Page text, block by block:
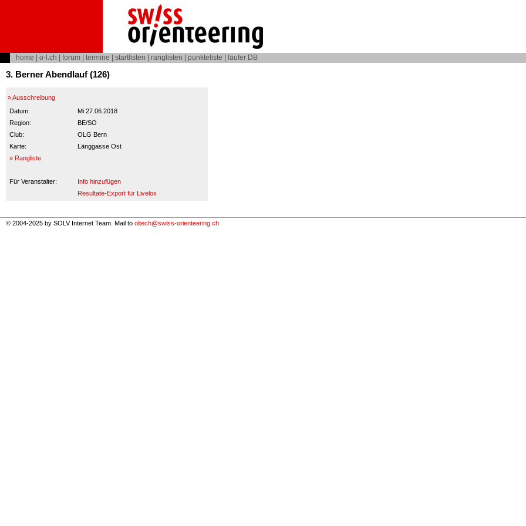
home o-l.ch forum termine startlisten ranglisten punkteliste läufer DB
3. Berner Abendlauf (126)
» Ausschreibung
Datum:
Mi 27.06.2018
Region:
BE/SO
Club:
OLG Bern
Karte:
Länggasse Ost
» Rangliste
Für Veranstalter:
Info hinzufügen
Resultate-Export für Livelox
© 2004-2025 by SOLV Internet Team. Mail to oltech@swiss-orienteering.ch